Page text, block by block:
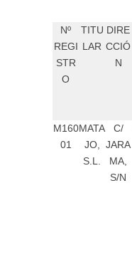
Nº
REGI
STR
O
TITU
LAR
DIRE
CCIÓ
N
M160
01
MATA
JO,
S.L.
C/
JARA
MA,
S/N